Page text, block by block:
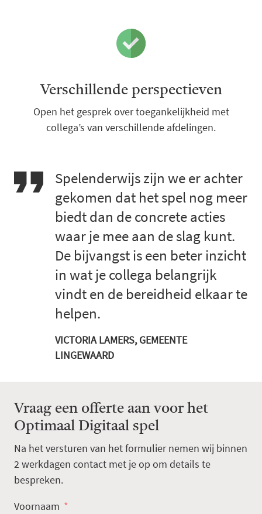
Verschillende perspectieven
Open het gesprek over toegankelijkheid met
collega’s van verschillende afdelingen.
Spelenderwijs zijn we er achter
gekomen dat het spel nog meer
biedt dan de concrete acties
waar je mee aan de slag kunt.
De bijvangst is een beter inzicht
in wat je collega belangrijk
vindt en de bereidheid elkaar te
helpen.
VICTORIA LAMERS, GEMEENTE
LINGEWAARD
Vraag een offerte aan voor het
Optimaal Digitaal spel
Na het versturen van het formulier nemen wij binnen
2 werkdagen contact met je op om details te
bespreken.
Voornaam